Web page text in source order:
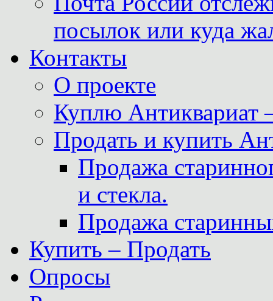
посылок или куда
Контакты
О проекте
Куплю Антиквариат
Продать и купить
Продажа
и стекла.
Продажа
Купить – Продать
Опросы